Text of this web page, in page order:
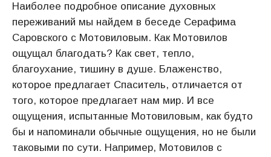
Наиболее подробное описание духовных
переживаний мы найдем в беседе Серафима
Саровского с Мотовиловым. Как Мотовилов
ощущал благодать? Как свет, тепло,
благоухание, тишину в душе. Блаженство,
которое предлагает Спаситель, отличается от
того, которое предлагает нам мир. И все
ощущения, испытанные Мотовиловым, как будто
бы и напоминали обычные ощущения, но не были
таковыми по сути. Например, Мотовилов с